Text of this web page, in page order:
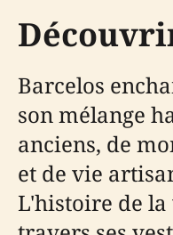
Barcelos
son mélange
anciens, de
et de vie
L'histoire de